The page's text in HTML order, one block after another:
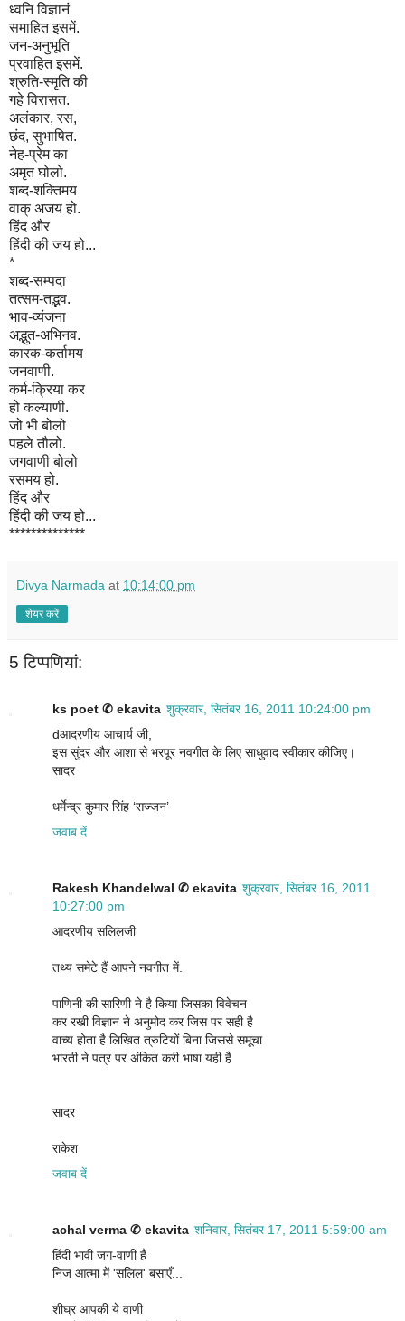
ध्वनि विज्ञानं
समाहित इसमें.
जन-अनुभूति
प्रवाहित इसमें.
श्रुति-स्मृति की
गहे विरासत.
अलंकार, रस,
छंद, सुभाषित.
नेह-प्रेम का
अमृत घोलो.
शब्द-शक्तिमय
वाक् अजय हो.
हिंद और
हिंदी की जय हो...
*
शब्द-सम्पदा
तत्सम-तद्भव.
भाव-व्यंजना
अद्भुत-अभिनव.
कारक-कर्तामय
जनवाणी.
कर्म-क्रिया कर
हो कल्याणी.
जो भी बोलो
पहले तौलो.
जगवाणी बोलो
रसमय हो.
हिंद और
हिंदी की जय हो...
**************
Divya Narmada at 10:14:00 pm
शेयर करें
5 टिप्‍पणियां:
ks poet ✆ ekavita शुक्रवार, सितंबर 16, 2011 10:24:00 pm
dआदरणीय आचार्य जी,
इस सुंदर और आशा से भरपूर नवगीत के लिए साधुवाद स्वीकार कीजिए।
सादर
धर्मेन्द्र कुमार सिंह ‘सज्जन’
जवाब दें
Rakesh Khandelwal ✆ ekavita शुक्रवार, सितंबर 16, 2011
10:27:00 pm
आदरणीय सलिलजी
तथ्य समेटे हैं आपने नवगीत में.
पाणिनी की सारिणी ने है किया जिसका विवेचन
कर रखी विज्ञान ने अनुमोद कर जिस पर सही है
वाच्य होता है लिखित त्रुटियों बिना जिससे समूचा
भारती ने पत्र पर अंकित करी भाषा यही है
सादर
राकेश
जवाब दें
achal verma ✆ ekavita शनिवार, सितंबर 17, 2011 5:59:00 am
हिंदी भावी जग-वाणी है
निज आत्मा में 'सलिल' बसाएँ...
शीघ्र आपकी ये वाणी